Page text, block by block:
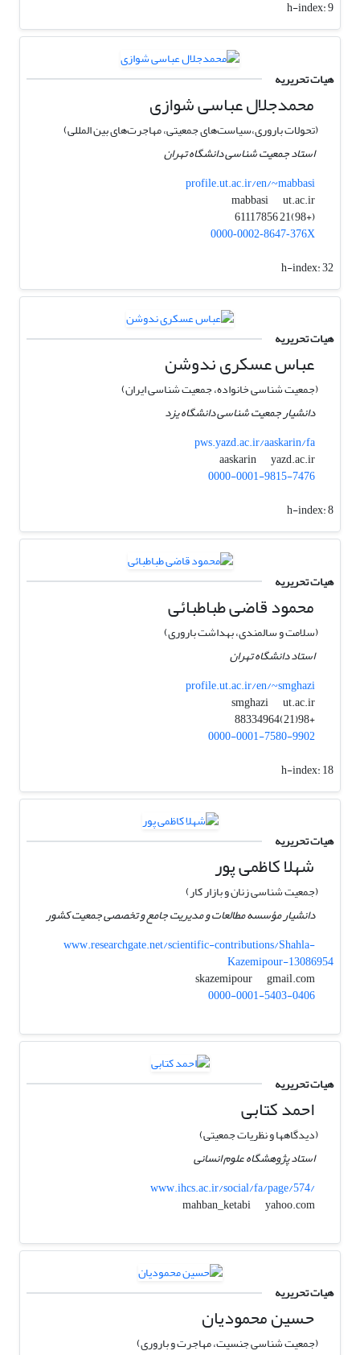
h-index:9
هیات تحریریه
محمدجلال عباسی شوازی
(تحولات باروری،سیاست‌های جمعیتی، مهاجرت‌های بین المللی)
استاد جمعیت شناسی دانشگاه تهران
profile.ut.ac.ir/en/~mabbasi
mabbasi
ut.ac.ir
(+98)21 61117856
0000‑0002‑8647‑376X
h-index:32
هیات تحریریه
عباس عسکری ندوشن
(جمعیت شناسی خانواده، جمعیت شناسی ایران)
دانشیار جمعیت شناسی دانشگاه یزد
pws.yazd.ac.ir/aaskarin/fa
aaskarin
yazd.ac.ir
0000-0001-9815-7476
h-index:8
هیات تحریریه
محمود قاضی طباطبائی
(سلامت و سالمندی، بهداشت باروری)
استاد دانشگاه تهران
profile.ut.ac.ir/en/~smghazi
smghazi
ut.ac.ir
+98(21)88334964
0000-0001-7580-9902
h-index:18
هیات تحریریه
شهلا کاظمی پور
(جمعیت شناسی زنان و بازار کار)
دانشیار مؤسسه مطالعات و مدیریت جامع و تخصصی جمعیت کشور
www.researchgate.net/scientific-contributions/Shahla-
Kazemipour-13086954
skazemipour
gmail.com
0000-0001-5403-0406
هیات تحریریه
احمد کتابی
(دیدگاهها و نظریات جمعیتی)
استاد پژوهشگاه علوم انسانی
www.ihcs.ac.ir/social/fa/page/574/
mahban_ketabi
yahoo.com
هیات تحریریه
حسین محمودیان
(جمعیت شناسی جنسیت، مهاجرت و باروری)